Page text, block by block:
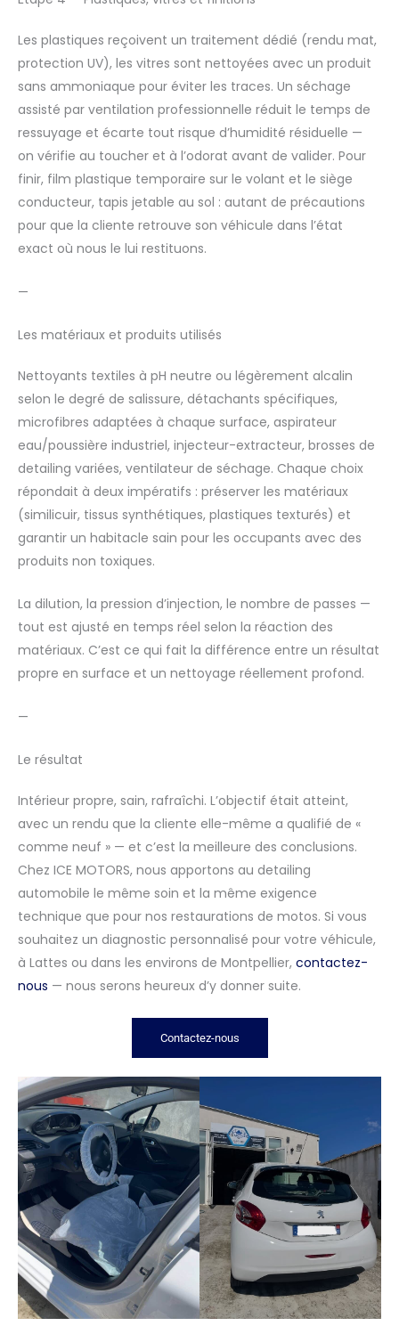
Les plastiques reçoivent un traitement dédié (rendu mat,
protection UV), les vitres sont nettoyées avec un produit
sans ammoniaque pour éviter les traces. Un séchage
assisté par ventilation professionnelle réduit le temps de
ressuyage et écarte tout risque d’humidité résiduelle —
on vérifie au toucher et à l’odorat avant de valider. Pour
finir, film plastique temporaire sur le volant et le siège
conducteur, tapis jetable au sol : autant de précautions
pour que la cliente retrouve son véhicule dans l’état
exact où nous le lui restituons.
—
Les matériaux et produits utilisés
Nettoyants textiles à pH neutre ou légèrement alcalin
selon le degré de salissure, détachants spécifiques,
microfibres adaptées à chaque surface, aspirateur
eau/poussière industriel, injecteur-extracteur, brosses de
detailing variées, ventilateur de séchage. Chaque choix
répondait à deux impératifs : préserver les matériaux
(similicuir, tissus synthétiques, plastiques texturés) et
garantir un habitacle sain pour les occupants avec des
produits non toxiques.
La dilution, la pression d’injection, le nombre de passes —
tout est ajusté en temps réel selon la réaction des
matériaux. C’est ce qui fait la différence entre un résultat
propre en surface et un nettoyage réellement profond.
—
Le résultat
Intérieur propre, sain, rafraîchi. L’objectif était atteint,
avec un rendu que la cliente elle-même a qualifié de «
comme neuf » — et c’est la meilleure des conclusions.
Chez ICE MOTORS, nous apportons au detailing
automobile le même soin et la même exigence
technique que pour nos restaurations de motos. Si vous
souhaitez un diagnostic personnalisé pour votre véhicule,
à Lattes ou dans les environs de Montpellier, contactez-
nous — nous serons heureux d’y donner suite.
Contactez-nous